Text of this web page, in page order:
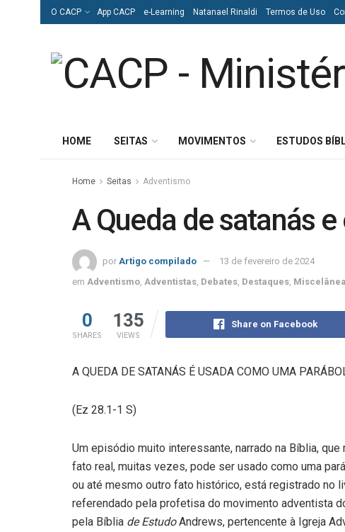
O CACP App CACP e-Learning Natanael Rinaldi Termos de Uso
HOME SEITAS MOVIMENTOS ESTUDOS
Home Seitas Adventismo
A Queda de satanás
por Artigo compilado
13 de fevereiro de 2024
em Adventismo Adventistas Debates Destaques Miscelânea
0
SHARES
135
VIEWS
Share on Facebook
A QUEDA DE SATANÁS É USADA COMO UMA
(Ez 28.1-1 S)
Um episódio muito interessante, narrado na Bíblia,
fato real, muitas vezes, pode ser usado como uma
ou até mesmo outro fato histórico, está registrado no
referendado pela profetisa do movimento adventista
pela Bíblia de EstudoAndrews, pertencente à Igreja